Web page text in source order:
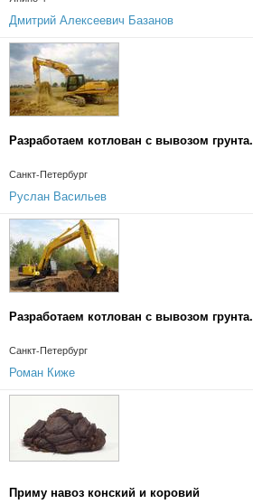
Дмитрий Алексеевич Базанов
Разработаем котлован с вывозом грунта.
Санкт-Петербург
Руслан Васильев
Разработаем котлован с вывозом грунта.
Санкт-Петербург
Роман Киже
Приму навоз конский и коровий